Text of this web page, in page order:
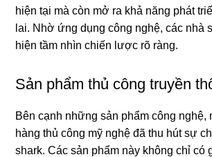
hiện tại mà còn mở ra khả năng phát
lai. Nhờ ứng dụng công nghệ, các nhà
hiện tầm nhìn chiến lược rõ ràng.
Sản phẩm thủ công truyền
Bên cạnh những sản phẩm công nghệ,
hàng thủ công mỹ nghệ đã thu hút sự
shark. Các sản phẩm này không chỉ có